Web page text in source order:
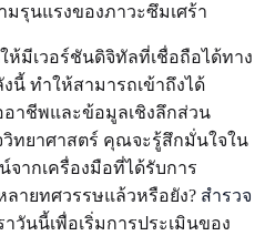
มรุนแรงของภาวะซึมเศร้า
ห้มีเวอร์ชันดิจิทัลที่เชื่อถือได้ทาง
นี้ ทำให้สามารถเข้าถึงได้
าชีพและข้อมูลเชิงลึกส่วน
ทยาศาสตร์ คุณจะรู้สึกมั่นใจใน
ากเครื่องมือที่ได้รับการ
ายทศวรรษแล้วหรือยัง? สำรวจ
วันนี้เพื่อเริ่มการประเมินของ